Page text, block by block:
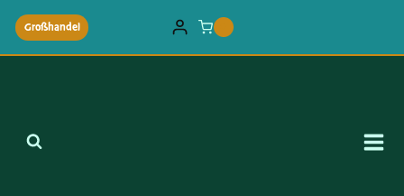
Zum
Inhalt
springen
Großhandel